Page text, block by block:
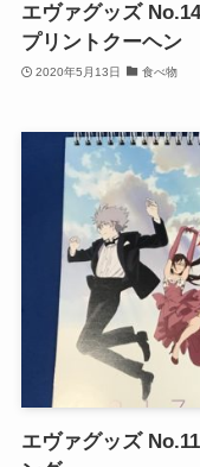
エヴァグッズ
プリントクーヘン
2020年5月13日 食べ物
エヴァグッズ